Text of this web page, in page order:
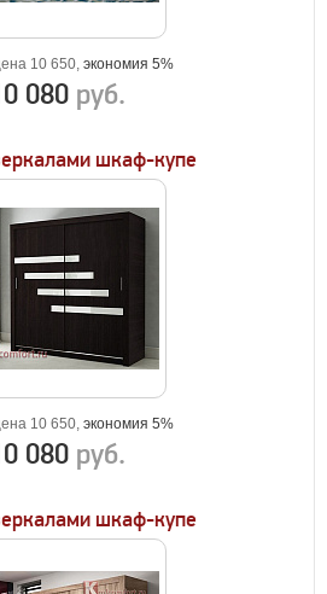
10 650, экономия 5%
080 руб.
шкаф-купе
10 650, экономия 5%
080 руб.
шкаф-купе